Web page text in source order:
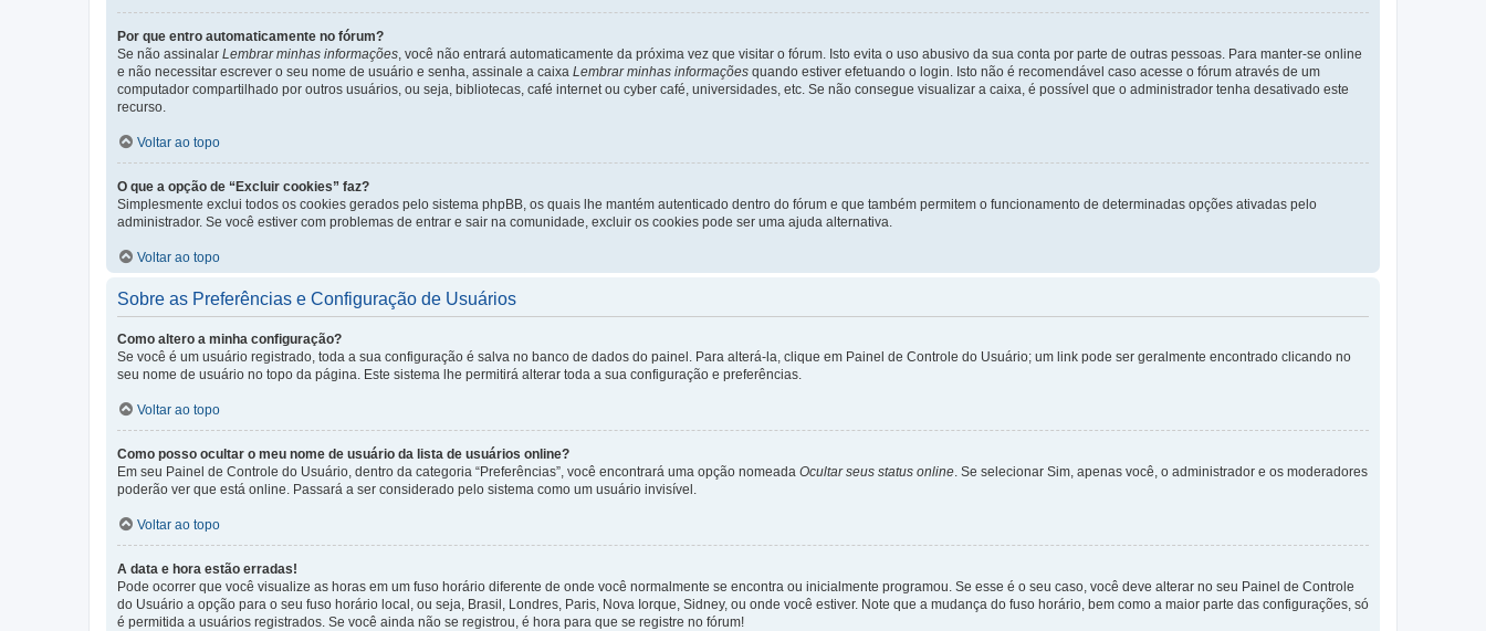
Por que entro automaticamente no fórum?
Se não assinalar Lembrar minhas informações , você não entrará automaticamente da próxima vez que visitar o fórum. Isto evita o uso abusivo da sua conta por parte de outras pessoas. Para manter-se online
e não necessitar escrever o seu nome de usuário e senha, assinale a caixa Lembrar minhas informações quando estiver efetuando o login. Isto não é recomendável caso acesse o fórum através de um
computador compartilhado por outros usuários, ou seja, bibliotecas, café internet ou cyber café, universidades, etc. Se não consegue visualizar a caixa, é possível que o administrador tenha desativado este
recurso.
Voltar ao topo
O que a opção de “Excluir cookies” faz?
Simplesmente exclui todos os cookies gerados pelo sistema phpBB, os quais lhe mantém autenticado dentro do fórum e que também permitem o funcionamento de determinadas opções ativadas pelo
administrador. Se você estiver com problemas de entrar e sair na comunidade, excluir os cookies pode ser uma ajuda alternativa.
Voltar ao topo
Sobre as Preferências e Configuração de Usuários
Como altero a minha configuração?
Se você é um usuário registrado, toda a sua configuração é salva no banco de dados do painel. Para alterá-la, clique em Painel de Controle do Usuário; um link pode ser geralmente encontrado clicando no
seu nome de usuário no topo da página. Este sistema lhe permitirá alterar toda a sua configuração e preferências.
Voltar ao topo
Como posso ocultar o meu nome de usuário da lista de usuários online?
Em seu Painel de Controle do Usuário, dentro da categoria “Preferências”, você encontrará uma opção nomeada Ocultar seus status online . Se selecionar Sim, apenas você, o administrador e os moderadores
poderão ver que está online. Passará a ser considerado pelo sistema como um usuário invisível.
Voltar ao topo
A data e hora estão erradas!
Pode ocorrer que você visualize as horas em um fuso horário diferente de onde você normalmente se encontra ou inicialmente programou. Se esse é o seu caso, você deve alterar no seu Painel de Controle
do Usuário a opção para o seu fuso horário local, ou seja, Brasil, Londres, Paris, Nova Iorque, Sidney, ou onde você estiver. Note que a mudança do fuso horário, bem como a maior parte das configurações, só
é permitida a usuários registrados. Se você ainda não se registrou, é hora para que se registre no fórum!